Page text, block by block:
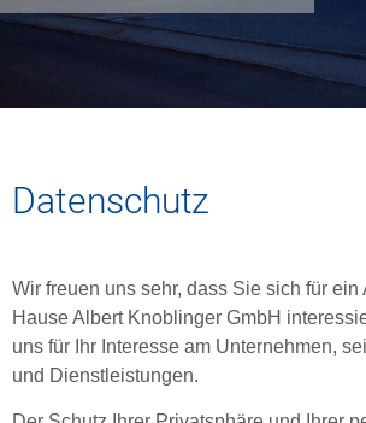
Datenschutz
Wir freuen uns sehr, dass Sie sich für ein
Hause Albert Knoblinger GmbH
uns für Ihr Interesse am Unternehmen,
und Dienstleistungen.